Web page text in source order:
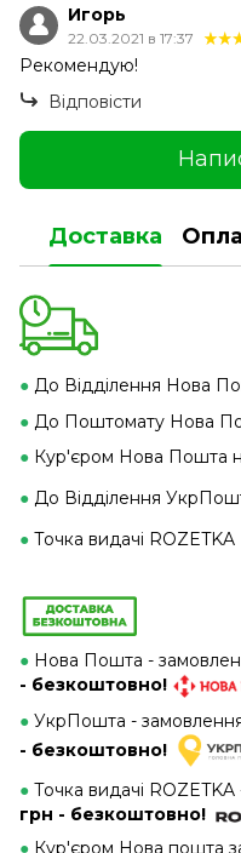
Игорь
22.03.2021 в 17:37
Рекомендую!
Відповісти
Доставка
● До Відділення Нова
● До Поштомату Нова
● Кур'єром Нова Пошта
● До Відділення
● Точка видачі ROZETKA
● Нова Пошта -
- безкоштовно!
● УкрПошта -
- безкоштовно!
● Точка видачі
грн - безкоштовно!
● Кур'єром Нова пошта